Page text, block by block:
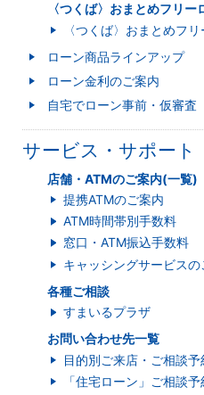
〈つくば〉おまとめフリー
〈つくば〉おまとめフ
ローン商品ラインアップ
ローン金利のご案内
自宅でローン事前・仮審査
サービス・サポート
店舗・ATMのご案内(一覧)
提携ATMのご案内
ATM時間帯別手数料
窓口・ATM振込手数料
キャッシングサービスの
各種ご相談
すまいるプラザ
お問い合わせ先一覧
目的別ご来店・ご相談予
「住宅ローン」ご相談